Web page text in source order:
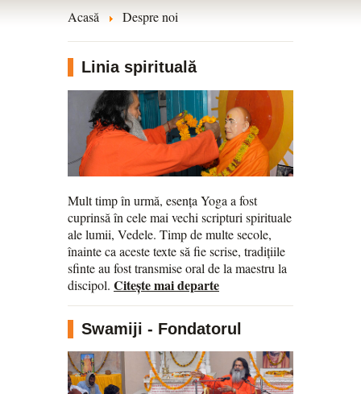
Acasă Despre noi
Linia spirituală
Mult timp în urmă, esența Yoga a fost
cuprinsă în cele mai vechi scripturi spirituale
ale lumii, Vedele. Timp de multe secole,
înainte ca aceste texte să fie scrise, tradițiile
sfinte au fost transmise oral de la maestru la
discipol. Citește mai departe
Swamiji - Fondatorul